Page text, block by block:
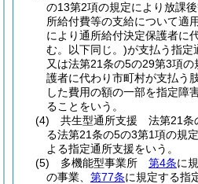
の13第2項の規定により放課
所給付費等の支給について適
により通所給付決定保護者に
む。以下同じ。)が支払う指定
又は法第21条の5の29第3項
護者に代わり市町村が支払う
した費用の額の一部を指定障
ることをいう。
(4)
共生型通所支援 法第21条
る法第21条の5の3第1項の規
よる指定通所支援をいう。
(5)
多機能型事業所 第4条に
の事業、 第77条に規定する指